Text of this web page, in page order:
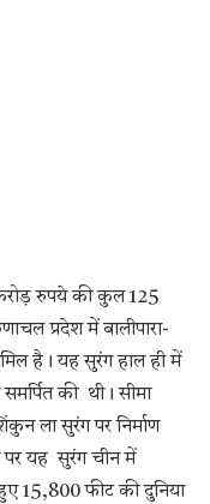
रुपये की कुल 125
प्रदेश में बालीपारा-
है। यह सुरंग हाल ही में
समर्पित की थी। सीमा
ला सुरंग पर निर्माण
पर यह सुरंग चीन में
15,800 फीट की दुनिया